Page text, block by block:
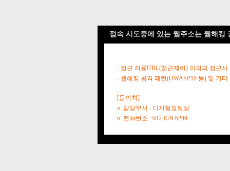
접속 시도중에 있는 웹주소는 웹해킹
- 접근 허용URL(접근제어) 이외의 접근시
- 웹해킹 공격 패턴(OWASP10 등) 및 기
[문의처]
o. 담당부서 : 디지털정보실
o. 전화번호 : 042-879-6249